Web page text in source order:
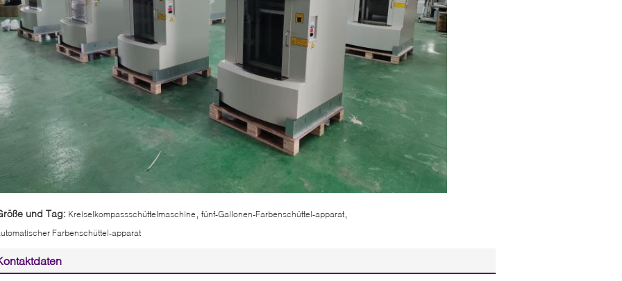
und Tag: Kreiselkompassschüttelmaschine fünf-Gallonen-Farbenschüttel-apparat
Farbenschüttel-apparat